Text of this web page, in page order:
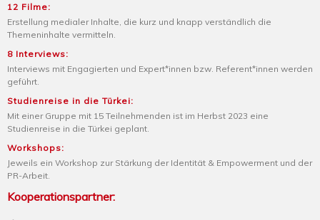
12 Filme:
Erstellung medialer Inhalte, die kurz und knapp verständlich die
Themeninhalte vermitteln.
8 Interviews:
Interviews mit Engagierten und Expert*innen bzw. Referent*innen werden
geführt.
Studienreise in die Türkei:
Mit einer Gruppe mit 15 Teilnehmenden ist im Herbst 2023 eine
Studienreise in die Türkei geplant.
Workshops:
Jeweils ein Workshop zur Stärkung der Identität & Empowerment und der
PR-Arbeit.
Kooperationspartner: